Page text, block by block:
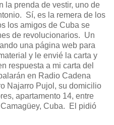
la prenda de vestir, uno de
Sí, es la remera de los
los amigos de Cuba se
de revolucionarios. Un
una página web para
y le envié la carta y
respuesta a mi carta del
en Radio Cadena
Najarro Pujol, su domicilio
apartamento 14, entre
Cuba. El pidió